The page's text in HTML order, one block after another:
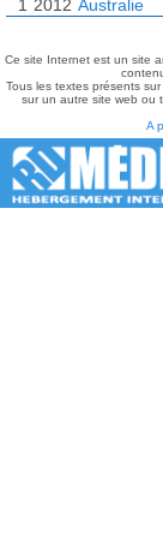
1 2012 Australie
Ce site Internet est un site
Tous les textes présents
sur un autre site web ou
A